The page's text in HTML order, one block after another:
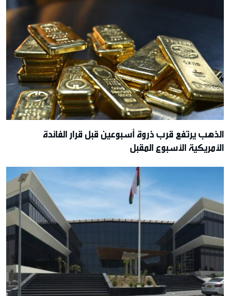
الذهب يرتفع قرب ذروة أسبوعين قبل قرار الفائدة
الأمريكية الأسبوع المقبل